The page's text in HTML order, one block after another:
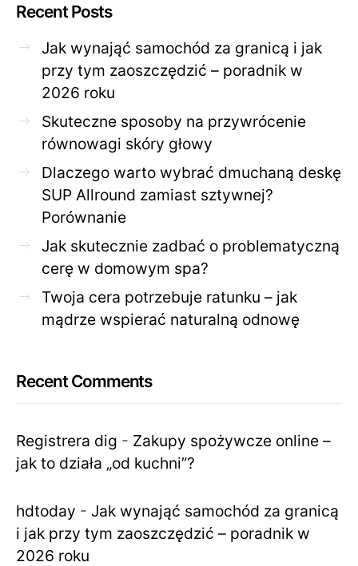
Recent Posts
Jak wynająć samochód za granicą i jak
przy tym zaoszczędzić – poradnik w
2026 roku
Skuteczne sposoby na przywrócenie
równowagi skóry głowy
Dlaczego warto wybrać dmuchaną deskę
SUP Allround zamiast sztywnej?
Porównanie
Jak skutecznie zadbać o problematyczną
cerę w domowym spa?
Twoja cera potrzebuje ratunku – jak
mądrze wspierać naturalną odnowę
Recent Comments
Registrera dig - Zakupy spożywcze online –
jak to działa „od kuchni”?
hdtoday - Jak wynająć samochód za granicą
i jak przy tym zaoszczędzić – poradnik w
2026 roku